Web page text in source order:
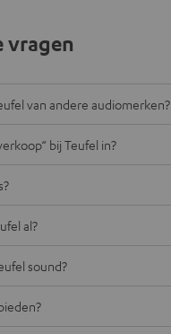
vragen
van andere audiomerken?
bij Teufel in?
al?
sound?